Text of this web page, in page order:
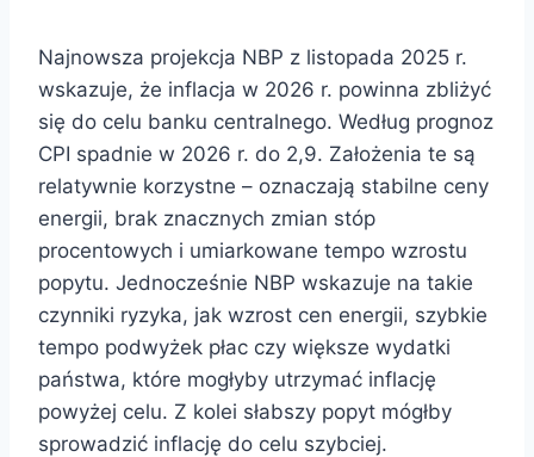
Najnowsza projekcja NBP z listopada 2025 r.
wskazuje, że inflacja w 2026 r. powinna zbliżyć
się do celu banku centralnego. Według prognoz
CPI spadnie w 2026 r. do 2,9. Założenia te są
relatywnie korzystne – oznaczają stabilne ceny
energii, brak znacznych zmian stóp
procentowych i umiarkowane tempo wzrostu
popytu. Jednocześnie NBP wskazuje na takie
czynniki ryzyka, jak wzrost cen energii, szybkie
tempo podwyżek płac czy większe wydatki
państwa, które mogłyby utrzymać inflację
powyżej celu. Z kolei słabszy popyt mógłby
sprowadzić inflację do celu szybciej.